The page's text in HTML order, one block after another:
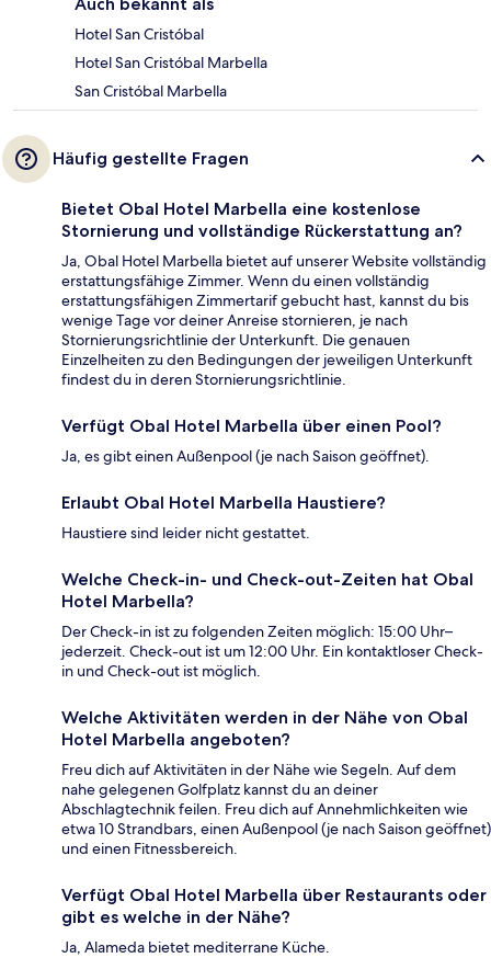
Hotel San Cristóbal
Hotel San Cristóbal Marbella
San Cristóbal Marbella
Häufig gestellte Fragen
Bietet Obal Hotel Marbella eine kostenlose
Stornierung und vollständige Rückerstattung an?
Ja, Obal Hotel Marbella bietet auf unserer Website vollständig
erstattungsfähige Zimmer. Wenn du einen vollständig
erstattungsfähigen Zimmertarif gebucht hast, kannst du bis
wenige Tage vor deiner Anreise stornieren, je nach
Stornierungsrichtlinie der Unterkunft. Die genauen
Einzelheiten zu den Bedingungen der jeweiligen Unterkunft
findest du in deren Stornierungsrichtlinie.
Verfügt Obal Hotel Marbella über einen Pool?
Ja, es gibt einen Außenpool (je nach Saison geöffnet).
Erlaubt Obal Hotel Marbella Haustiere?
Haustiere sind leider nicht gestattet.
Welche Check-in- und Check-out-Zeiten hat Obal
Hotel Marbella?
Der Check-in ist zu folgenden Zeiten möglich: 15:00 Uhr–
jederzeit. Check-out ist um 12:00 Uhr. Ein kontaktloser Check-
in und Check-out ist möglich.
Welche Aktivitäten werden in der Nähe von Obal
Hotel Marbella angeboten?
Freu dich auf Aktivitäten in der Nähe wie Segeln. Auf dem
nahe gelegenen Golfplatz kannst du an deiner
Abschlagtechnik feilen. Freu dich auf Annehmlichkeiten wie
etwa 10 Strandbars, einen Außenpool (je nach Saison geöffnet)
und einen Fitnessbereich.
Verfügt Obal Hotel Marbella über Restaurants oder
gibt es welche in der Nähe?
Ja, Alameda bietet mediterrane Küche.